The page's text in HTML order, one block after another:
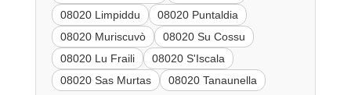
08020 Limpiddu
08020 Puntaldia
08020 Muriscuvò
08020 Su Cossu
08020 Lu Fraili
08020 S'Iscala
08020 Sas Murtas
08020 Tanaunella